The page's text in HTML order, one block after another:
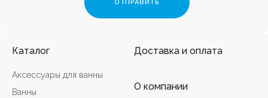
Каталог
Аксессуары для ванны
Ванны
Доставка и оплата
О компании